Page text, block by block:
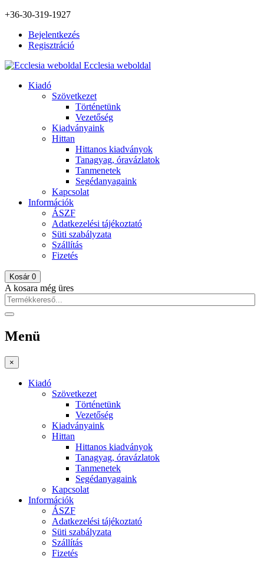
+36-30-319-1927
Bejelentkezés
Regisztráció
Ecclesia weboldal
Kiadó
Szövetkezet
Történetünk
Vezetőség
Kiadványaink
Hittan
Hittanos kiadványok
Tanagyag, óravázlatok
Tanmenetek
Segédanyagaink
Kapcsolat
Információk
ÁSZF
Adatkezelési tájékoztató
Süti szabályzata
Szállítás
Fizetés
Kosár 0
A kosara még üres
Menü
×
Kiadó
Szövetkezet
Történetünk
Vezetőség
Kiadványaink
Hittan
Hittanos kiadványok
Tanagyag, óravázlatok
Tanmenetek
Segédanyagaink
Kapcsolat
Információk
ÁSZF
Adatkezelési tájékoztató
Süti szabályzata
Szállítás
Fizetés